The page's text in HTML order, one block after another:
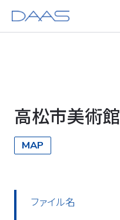
高松市美術館
MAP
ファイル名